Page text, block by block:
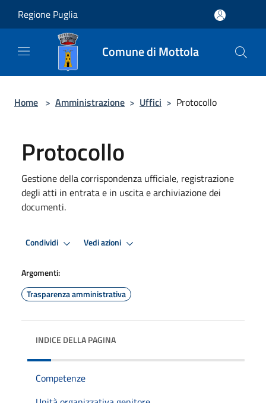
Regione Puglia
Comune di Mottola
Home > Amministrazione > Uffici > Protocollo
Protocollo
Gestione della corrispondenza ufficiale, registrazione
degli atti in entrata e in uscita e archiviazione dei
documenti.
Condividi Vedi azioni
Argomenti:
Trasparenza amministrativa
INDICE DELLA PAGINA
Competenze